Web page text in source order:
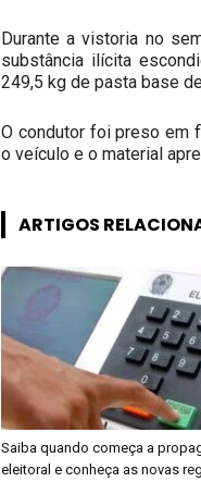
Durante a vistoria no
substância ilícita
249,5 kg de pasta base
O condutor foi preso em
o veículo e o material
ARTIGOS
Saiba quando começa a
eleitoral e conheça as novas